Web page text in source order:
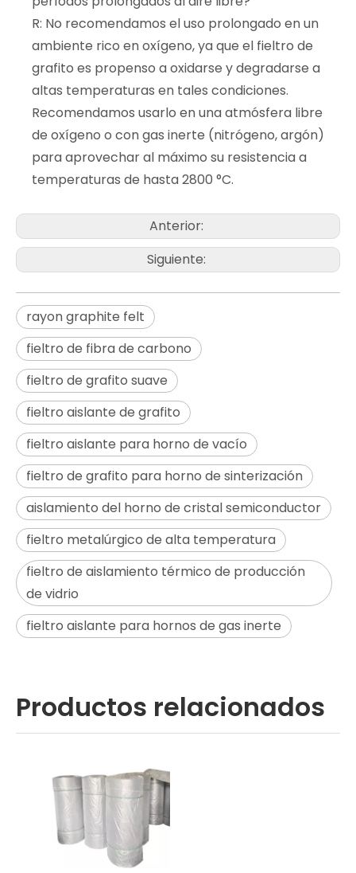
R: No recomendamos el uso prolongado en un
ambiente rico en oxígeno, ya que el fieltro de
grafito es propenso a oxidarse y degradarse a
altas temperaturas en tales condiciones.
Recomendamos usarlo en una atmósfera libre
de oxígeno o con gas inerte (nitrógeno, argón)
para aprovechar al máximo su resistencia a
temperaturas de hasta 2800 °C.
Anterior:
Siguiente:
rayon graphite felt
fieltro de fibra de carbono
fieltro de grafito suave
fieltro aislante de grafito
fieltro aislante para horno de vacío
fieltro de grafito para horno de sinterización
aislamiento del horno de cristal semiconductor
fieltro metalúrgico de alta temperatura
fieltro de aislamiento térmico de producción
de vidrio
fieltro aislante para hornos de gas inerte
Productos relacionados